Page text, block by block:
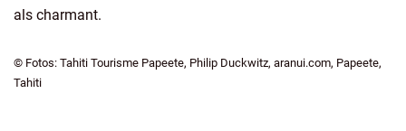
als charmant.
© Fotos: Tahiti Tourisme Papeete, Philip Duckwitz, aranui.com, Papeete,
Tahiti